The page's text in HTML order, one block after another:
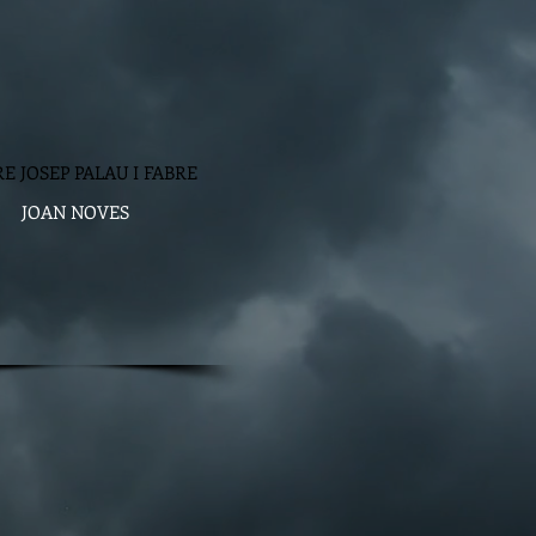
JOSEP PALAU I FABRE
JOAN NOVES